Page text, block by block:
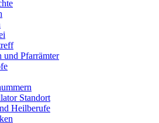
und Pfarrämter
Standort
Heilberufe